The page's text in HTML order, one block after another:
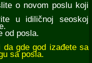
o novom poslu koji
u idiličnoj seoskoj
od posla.
gde god izađete sa
sa posla.